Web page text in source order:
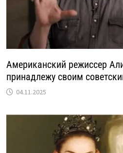
Американский режиссер
принадлежу своим
04.11.2025